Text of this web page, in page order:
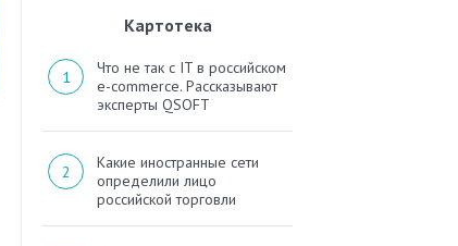
Картотека
Что не так с IT в российском
e-commerce. Рассказывают
эксперты QSOFT
Какие иностранные сети
определили лицо
российской торговли